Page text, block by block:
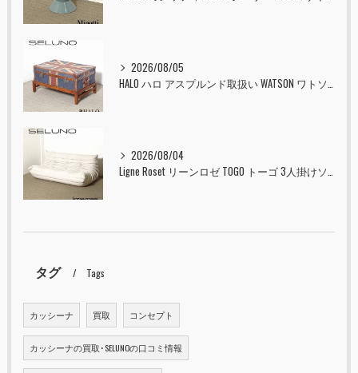
2026/08/05
2026/08/04
タグ Tags
カッシーナ 買取 コンセプト
カッシーナの買取･SELUNOの口コミ情報